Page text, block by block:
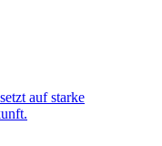
auf starke